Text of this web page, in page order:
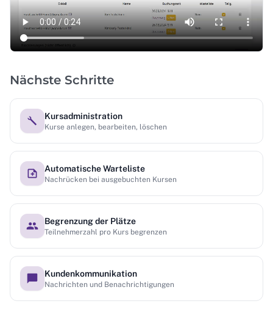
Nächste Schritte
Kursadministration
Kurse anlegen, bearbeiten, löschen
Automatische Warteliste
Nachrücken bei ausgebuchten Kursen
Begrenzung der Plätze
Teilnehmerzahl pro Kurs begrenzen
Kundenkommunikation
Nachrichten und Benachrichtigungen